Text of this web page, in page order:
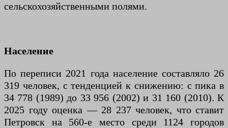
сельскохозяйственными полями.
Население
По переписи 2021 года население составляло 26
319 человек, с тенденцией к снижению: с пика в
34 778 (1989) до 33 956 (2002) и 31 160 (2010). К
2025 году оценка — 28 237 человек, что ставит
Петровск на 560-е место среди 1124 городов